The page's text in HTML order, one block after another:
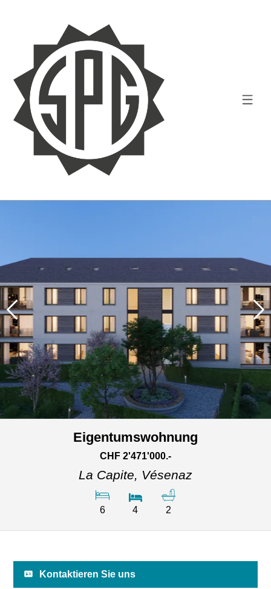
Eigentumswohnung
CHF 2'471'000.-
La Capite, Vésenaz
6 4 2
Kontaktieren Sie uns